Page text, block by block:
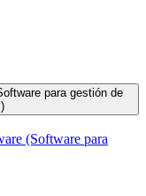
para gestión de
(Software para